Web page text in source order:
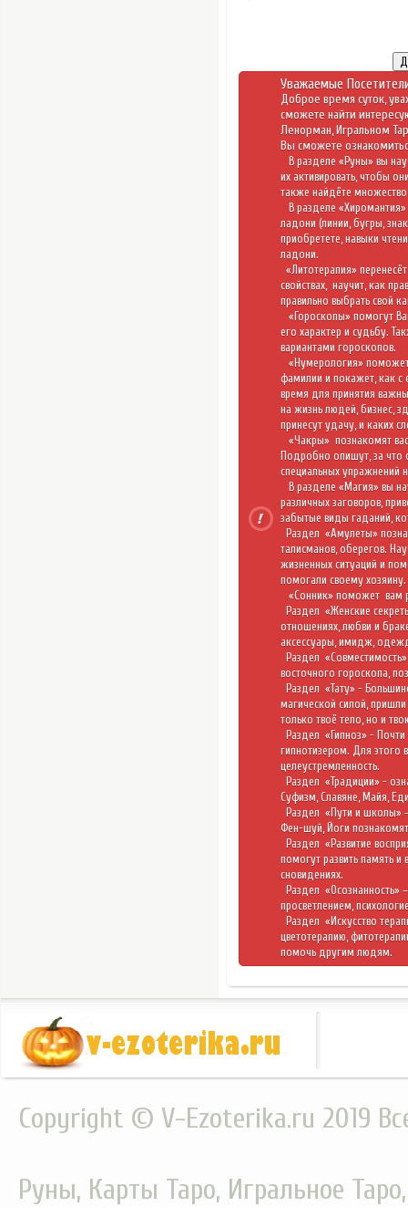
Уважаемые
Доброе время суток,
сможете найти
Ленорман, Игральном
Вы сможете
В разделе « Руны» вы
их активировать, чтобы
также найдёте
В разделе «Хиромантия
ладони (линии, бугры,
приобретете, навыки
ладони.
«Литотерапия»
свойствах, научит, как
правильно выбрать свой
« Гороскопы» помогут
его характер и судьбу.
вариантами гороскопов.
« Нумерология»
фамилии и покажет, как с
время для принятия
на жизнь людей, бизнес,
принесут удачу, и каких
«Чакры» познакомят
Подробно опишут, за что
специальных упражнений
В разделе «Магия» вы
различных заговоров,
забытые виды гаданий,
Раздел «Амулеты»
талисманов, оберегов.
жизненных ситуаций и
помогали своему хозяину.
«Сонник» поможет вам
Раздел «Женские
отношениях, любви и
аксессуары, имидж,
Раздел
восточного гороскопа,
Раздел «Тату» -
магической силой,
только твоё тело, но и
Раздел «Гипноз» - Почти
гипнотизером. Для этого
целеустремленность.
Раздел «Традиции» -
Суфизм, Славяне, Майя,
Раздел «Пути и школы»
Фен-шуй, Йоги
Раздел «Развитие
помогут развить память и
сновидениях.
Раздел «Осознанность»
просветлением,
Раздел «Искусство
цветотерапию,
помочь другим людям.
Copyright © V-Ezoterika.ru 2019
Руны, Карты Таро, Игральное